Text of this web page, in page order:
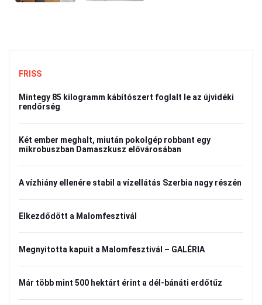
FRISS
Mintegy 85 kilogramm kábítószert foglalt le az újvidéki
rendőrség
Két ember meghalt, miután pokolgép robbant egy
mikrobuszban Damaszkusz elővárosában
A vízhiány ellenére stabil a vízellátás Szerbia nagy részén
Elkezdődött a Malomfesztivál
Megnyitotta kapuit a Malomfesztivál – GALÉRIA
Már több mint 500 hektárt érint a dél-bánáti erdőtűz